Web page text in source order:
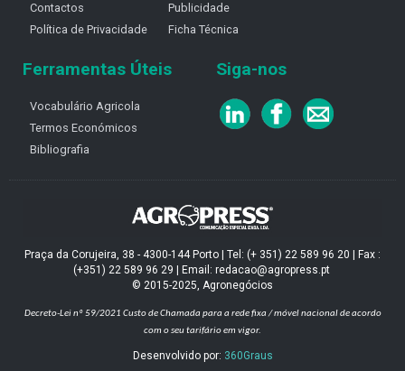
Contactos
Política de Privacidade
Publicidade
Ficha Técnica
Ferramentas Úteis
Vocabulário Agricola
Termos Económicos
Bibliografia
Siga-nos
Praça da Corujeira, 38 - 4300-144 Porto | Tel: (+ 351) 22 589 96 20 | Fax :
(+351) 22 589 96 29 | Email: redacao@agropress.pt
© 2015-2025, Agronegócios
Decreto-Lei nº 59/2021 Custo de Chamada para a rede fixa / móvel nacional de acordo
com o seu tarifário em vigor.
Desenvolvido por: 360Graus